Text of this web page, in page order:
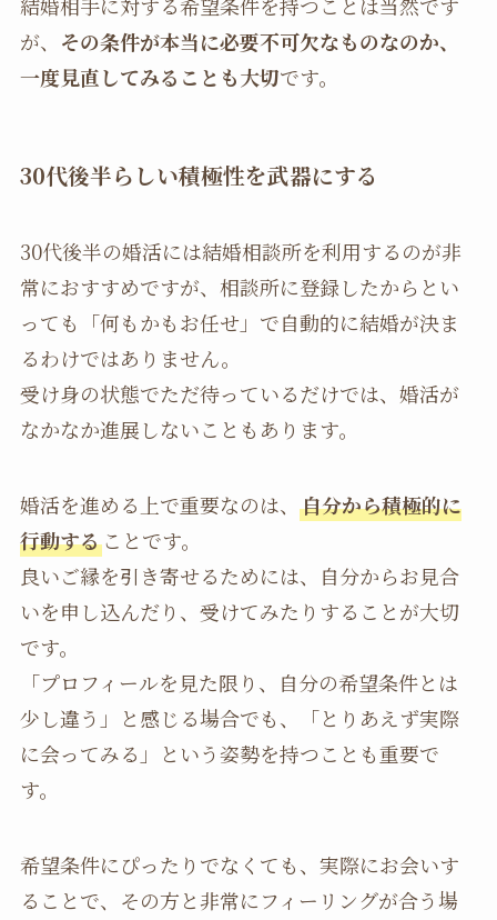
が、 その条件が本当に必要不可欠なものなのか、
一度見直してみることも大切です。
30代後半らしい積極性を武器にする
30代後半の婚活には結婚相談所を利用するのが非
常におすすめですが、相談所に登録したからとい
っても「何もかもお任せ」で自動的に結婚が決ま
るわけではありません。
受け身の状態でただ待っているだけでは、婚活が
なかなか進展しないこともあります。
婚活を進める上で重要なのは、 自分から積極的に
行動することです。
良いご縁を引き寄せるためには、自分からお見合
いを申し込んだり、受けてみたりすることが大切
です。
「プロフィールを見た限り、自分の希望条件とは
少し違う」と感じる場合でも、「とりあえず実際
に会ってみる」という姿勢を持つことも重要で
す。
希望条件にぴったりでなくても、実際にお会いす
ることで、その方と非常にフィーリングが合う場